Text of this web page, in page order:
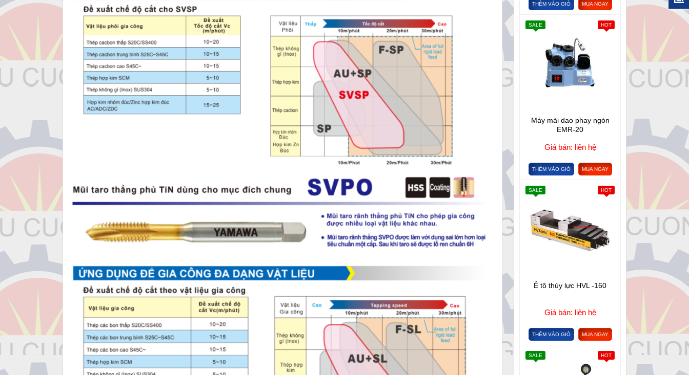
THÊM VÀO GIỎ MUA NGAY
HOT
SALE
Máy mài dao phay ngón
EMR-20
Giá bán: liên hệ
THÊM VÀO GIỎ MUA NGAY
HOT
SALE
Ê tô thủy lực HVL -160
Giá bán: liên hệ
THÊM VÀO GIỎ MUA NGAY
HOT
SALE